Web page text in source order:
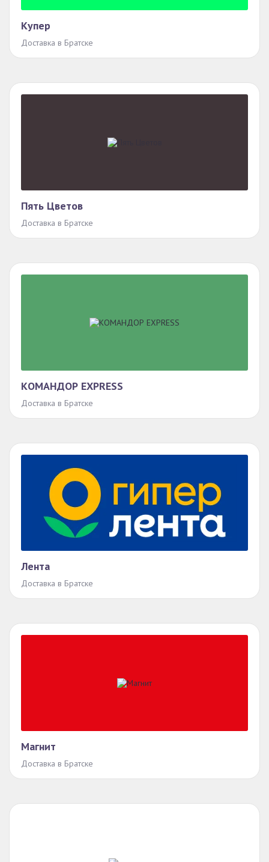
Купер
Доставка в Братске
Пять Цветов
Доставка в Братске
КОМАНДОР EXPRESS
Доставка в Братске
Лента
Доставка в Братске
Магнит
Доставка в Братске